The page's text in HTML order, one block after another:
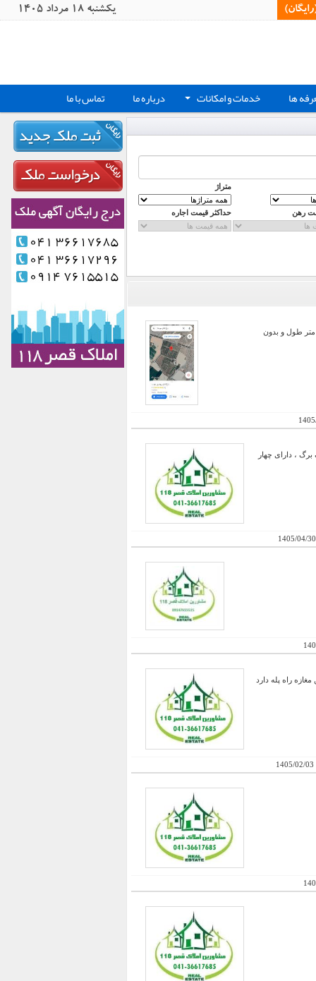
يکشنبه 18 مرداد 1405
ها + خدمات و امکانات درباره ما تماس با ما
متراژ
رهن حداکثر قیمت اجاره
30 قطعه زمین باغشهری 1000 متری با مشخصات زیر بفروش میرسد محل: حد فاصل خورموج-لاور شرقی 50 متر طول و بدون
، دارای چهار
1405/04/30
25 متر طبقه اول که از بالکن مغازه راه پله دارد
1405/02/03